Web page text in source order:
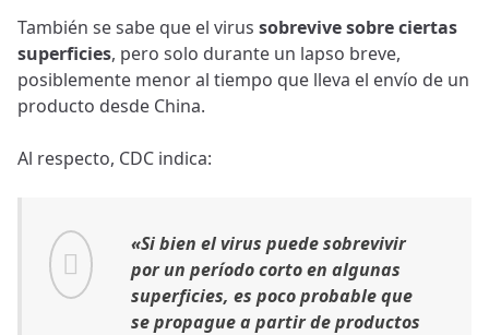
También se sabe que el virus sobrevive sobre ciertas
superficies, pero solo durante un lapso breve,
posiblemente menor al tiempo que lleva el envío de un
producto desde China.
Al respecto, CDC indica:
«Si bien el virus puede sobrevivir
por un período corto en algunas
superficies, es poco probable que
se propague a partir de productos